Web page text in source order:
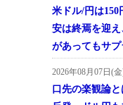
米ドル/円は150
安は終焉を迎え
があってもサ
2026年08月07日(
口先の楽観論